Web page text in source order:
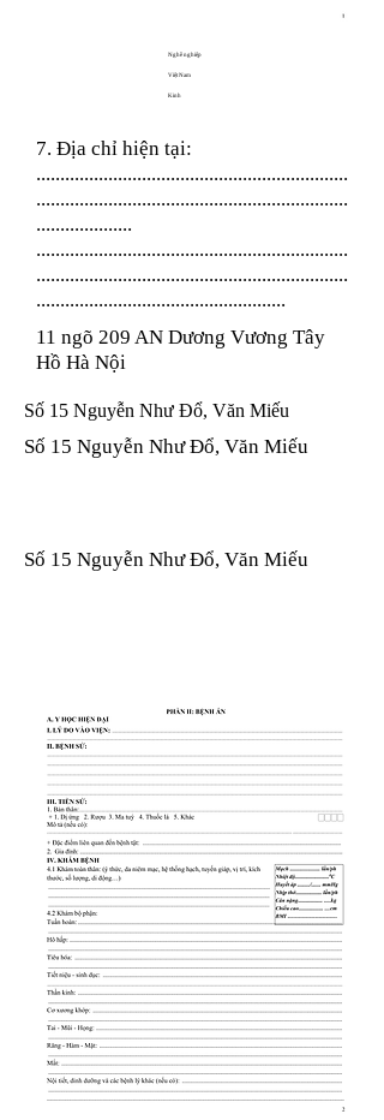
Nghề nghiệp
Việt Nam
Kinh
7. Địa chỉ hiện tại:
.................................................................
.................................................................
....................
.................................................................
.................................................................
....................................................
11 ngõ 209 AN Dương Vương Tây
Hồ Hà Nội
Số 15 Nguyễn Như Đổ, Văn Miếu
Số 15 Nguyễn Như Đổ, Văn Miếu
Số 15 Nguyễn Như Đổ, Văn Miếu